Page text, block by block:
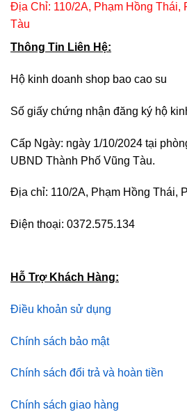
Địa Chỉ: 110/2A, Phạm Hồng Thái,
Tàu
Thông Tin Liên Hệ:
Hộ kinh doanh shop bao cao su
Số giấy chứng nhận đăng ký hộ
Cấp Ngày: ngày 1/10/2024 tại
UBND Thành Phố Vũng Tàu.
Địa chỉ: 110/2A, Phạm Hồng Thái,
Điện thoại: 0372.575.134
Hỗ Trợ Khách Hàng:
Điều khoản sử dụng
Chính sách bảo mật
Chính sách đổi trả và hoàn tiền
Chính sách giao hàng